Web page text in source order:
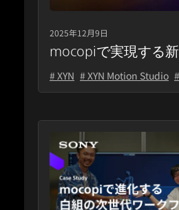
2025年12月9日
mocopiで実現する
# XYN # XYN Motion Studio